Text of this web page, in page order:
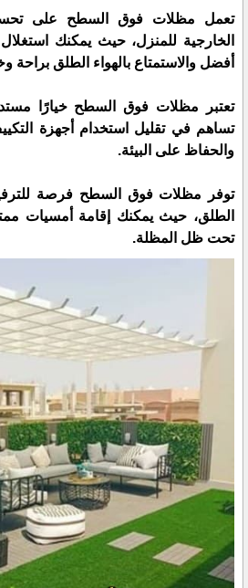
تعمل مظلات فوق السطح على
الخارجية للمنزل، حيث يمكنك
أفضل والاستمتاع بالهواء الطلق
تعتبر مظلات فوق السطح خيارًا
تساهم في تقليل استخدام أجهزة
والحفاظ على البيئة.
توفر مظلات فوق السطح فرصة
الطلق، حيث يمكنك إقامة أمسيات
تحت ظل المظلة.